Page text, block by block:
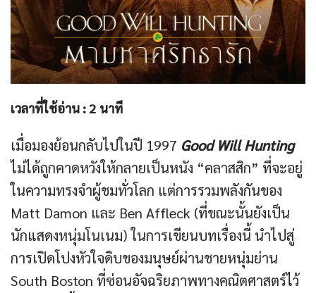
เวลาที่ใช้อ่าน :2 นาที
เมื่อมองย้อนกลับไปในปี 1997 Good Will Hunting
ไม่ได้ถูกคาดหวังให้กลายเป็นหนัง “คลาสสิก” ที่จะอยู่
ในความทรงจำผู้ชมทั่วโลก แต่การรวมพลังกันของ
Matt Damon และ Ben Affleck (ที่ขณะนั้นยังเป็น
นักแสดงหนุ่มโนเนม) ในการเขียนบทเรื่องนี้ นำไปสู่
การเปิดโปงหัวใจดิบของมนุษย์ผ่านชายหนุ่มย่าน
South Boston ที่ซ่อนอัจฉริยภาพทางคณิตศาสตร์ไว้